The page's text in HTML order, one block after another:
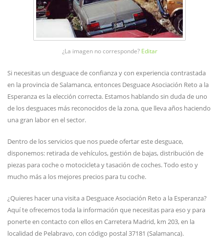
¿La imagen no corresponde? Editar
Si necesitas un desguace de confianza y con experiencia contrastada
en la provincia de Salamanca, entonces Desguace Asociación Reto a la
Esperanza es la elección correcta. Estamos hablando sin duda de uno
de los desguaces más reconocidos de la zona, que lleva años haciendo
una gran labor en el sector.
Dentro de los servicios que nos puede ofertar este desguace,
disponemos: retirada de vehículos, gestión de bajas, distribución de
piezas para coche o motocicleta y tasación de coches. Todo esto y
mucho más a los mejores precios para tu coche.
¿Quieres hacer una visita a Desguace Asociación Reto a la Esperanza?
Aquí te ofrecemos toda la información que necesitas para eso y para
ponerte en contacto con ellos en Carretera Madrid, km 203, en la
localidad de Pelabravo, con código postal 37181 (Salamanca).